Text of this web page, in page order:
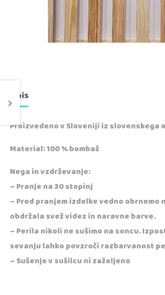
Opis
Proizvedeno v Sloveniji iz slovenskega
Material: 100 % bombaž
Nega in vzdrževanje:
– Pranje na 30 stopinj
– Pred pranjem izdelke vedno
obdržala svež videz in naravne barve.
– Perila nikoli ne sušimo na soncu.
sevanju lahko povzroči razbarvanost
– Sušenje v sušilcu ni zaželjeno